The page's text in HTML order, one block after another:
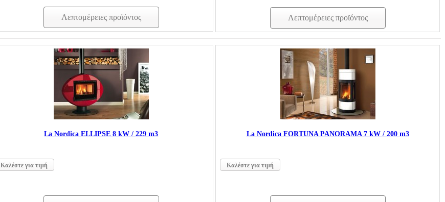
Λεπτομέρειες προϊόντος Λεπτομέρειες προϊόντος
La Nordica ELLIPSE 8 kW / 229 m3
Καλέστε για τιμή
La Nordica FORTUNA PANORAMA 7 kW / 200 m3
Καλέστε για τιμή